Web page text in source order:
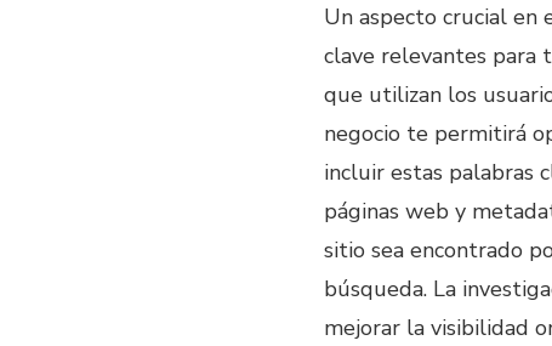
Un aspecto crucial en
clave relevantes para
que utilizan los
negocio te permitirá
incluir estas palabras
páginas web y
sitio sea encontrado
búsqueda. La
mejorar la visibilidad